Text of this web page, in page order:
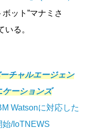
ット”マナミさ
いる。
チャルエージェン
ーションズ
Watsonに対応した
始/IoTNEWS